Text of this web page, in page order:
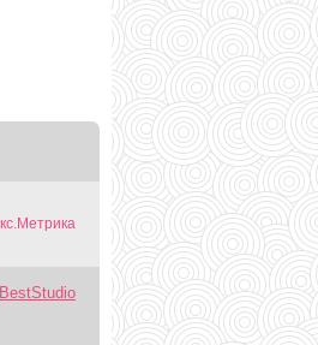
BestStudio